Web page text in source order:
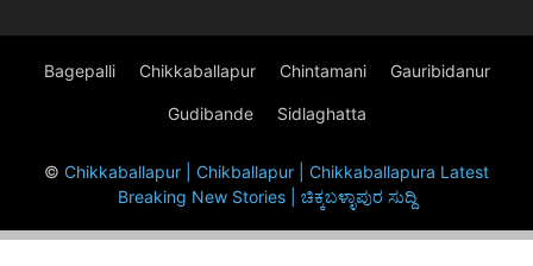
Bagepalli Chikkaballapur Chintamani Gauribidanur
Gudibande Sidlaghatta
© Chikkaballapur | Chikballapur | Chikkaballapura Latest
Breaking New Stories | ಚಿಕ್ಕಬಳ್ಳಾಪುರ ಸುದ್ದಿ